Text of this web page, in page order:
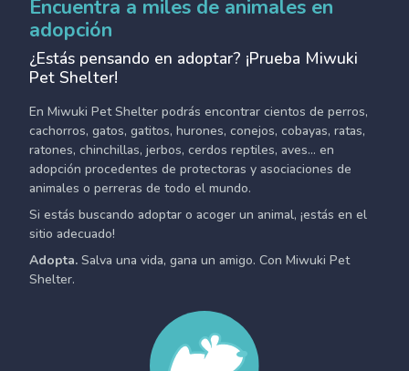
Encuentra a miles de animales en
adopción
¿Estás pensando en adoptar? ¡Prueba Miwuki
Pet Shelter!
En Miwuki Pet Shelter podrás encontrar cientos de perros,
cachorros, gatos, gatitos, hurones, conejos, cobayas, ratas,
ratones, chinchillas, jerbos, cerdos reptiles, aves... en
adopción procedentes de protectoras y asociaciones de
animales o perreras de todo el mundo.
Si estás buscando adoptar o acoger un animal, ¡estás en el
sitio adecuado!
Adopta. Salva una vida, gana un amigo. Con Miwuki Pet
Shelter.